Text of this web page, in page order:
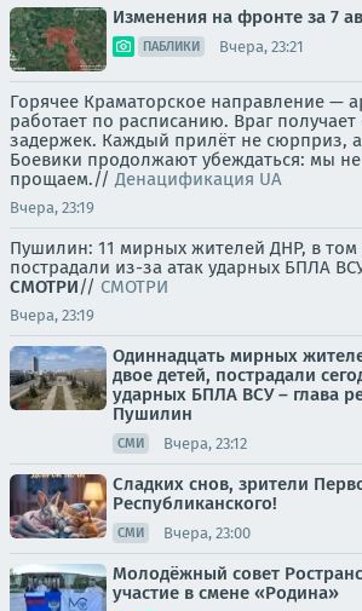
Изменения на фронте за 7
ПАБЛИКИ Вчера, 23:21
Горячее Краматорское направление —
работает по расписанию. Враг
задержек. Каждый прилёт не сюрприз,
Боевики продолжают убеждаться: мы
прощаем.// Денацификация UA
Вчера, 23:19
Пушилин: 11 мирных жителей ДНР, в том
пострадали из-за атак ударных БПЛА
СМОТРИ// СМОТРИ
Вчера, 23:19
Одиннадцать мирных
двое детей, пострадали
ударных БПЛА ВСУ – глава
Пушилин
СМИ Вчера, 23:12
Сладких снов, зрители
Республиканского!
СМИ Вчера, 23:00
Молодёжный совет
участие в смене «Родина»